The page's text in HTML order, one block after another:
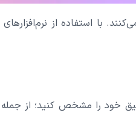
با استفاده از
خود را مشخص کنید؛ از